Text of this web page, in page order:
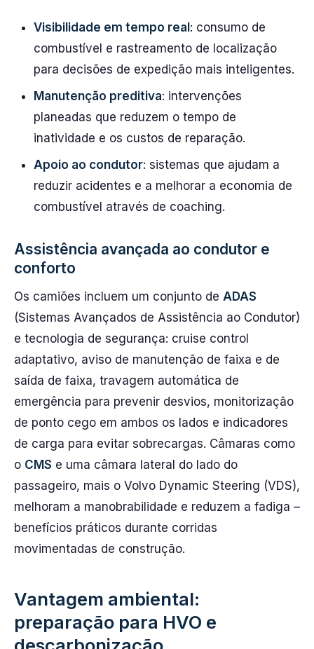
Visibilidade em tempo real : consumo de
combustível e rastreamento de localização
para decisões de expedição mais inteligentes.
Manutenção preditiva: intervenções
planeadas que reduzem o tempo de
inatividade e os custos de reparação.
Apoio ao condutor: sistemas que ajudam a
reduzir acidentes e a melhorar a economia de
combustível através de coaching.
Assistência avançada ao condutor e
conforto
Os camiões incluem um conjunto de ADAS
(Sistemas Avançados de Assistência ao Condutor)
e tecnologia de segurança: cruise control
adaptativo, aviso de manutenção de faixa e de
saída de faixa, travagem automática de
emergência para prevenir desvios, monitorização
de ponto cego em ambos os lados e indicadores
de carga para evitar sobrecargas. Câmaras como
o CMS e uma câmara lateral do lado do
passageiro, mais o Volvo Dynamic Steering (VDS),
melhoram a manobrabilidade e reduzem a fadiga –
benefícios práticos durante corridas
movimentadas de construção.
Vantagem ambiental:
preparação para HVO e